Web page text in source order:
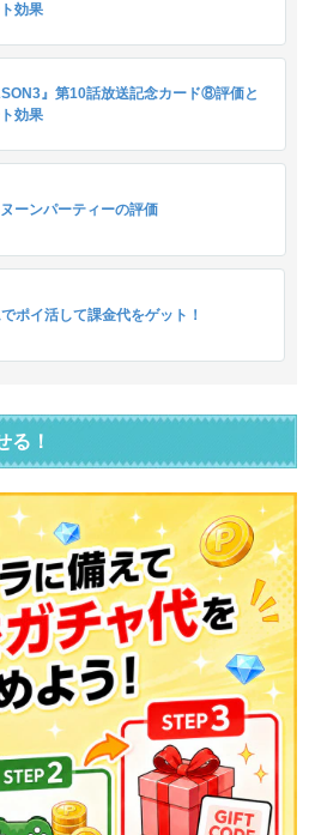
効果
』第10話放送記念カード⑧評価と
効果
ーンパーティーの評価
ポイ活して課金代をゲット！
る！